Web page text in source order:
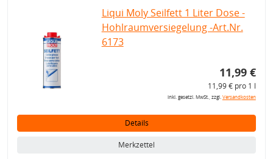
Liqui Moly Seilfett 1 Liter Dose -
Hohlraumversiegelung -Art.Nr.
6173
11,99 €
11,99 € pro 1 l
inkl. gesetzl. MwSt., zzgl.Versandkosten
Details
Merkzettel